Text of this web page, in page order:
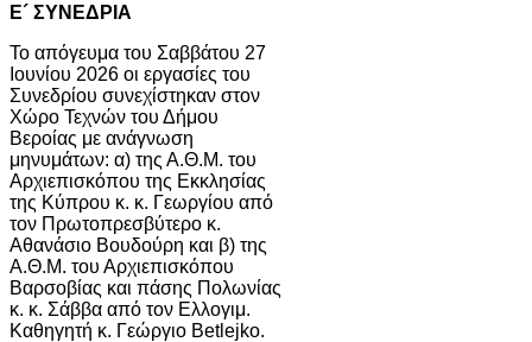
Ε´ ΣΥΝΕΔΡΙΑ
Το απόγευμα του Σαββάτου 27
Ιουνίου 2026 οι εργασίες του
Συνεδρίου συνεχίστηκαν στον
Χώρο Τεχνών του Δήμου
Βεροίας με ανάγνωση
μηνυμάτων: α) της Α.Θ.Μ. του
Αρχιεπισκόπου της Εκκλησίας
της Κύπρου κ. κ. Γεωργίου από
τον Πρωτοπρεσβύτερο κ.
Αθανάσιο Βουδούρη και β) της
Α.Θ.Μ. του Αρχιεπισκόπου
Βαρσοβίας και πάσης Πολωνίας
κ. κ. Σάββα από τον Ελλογιμ.
Καθηγητή κ. Γεώργιο Betlejko.